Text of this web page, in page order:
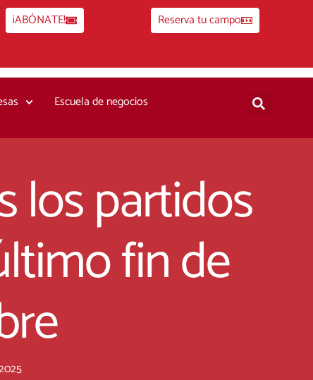
¡ABÓNATE! Reserva tu campo
Escuela de negocios
los partidos
fin de